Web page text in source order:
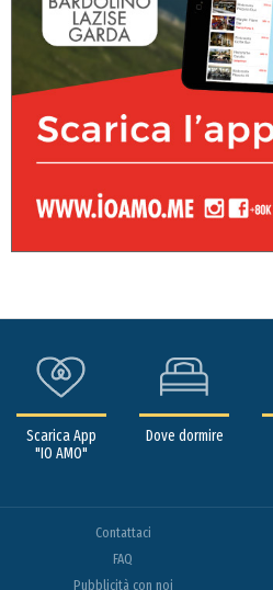
Scarica App
"IO AMO"
Dove dormire
Contattaci
FAQ
Pubblicità con noi